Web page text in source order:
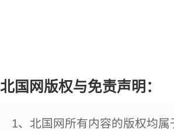
北国网版权与免责声明：
1、北国网所有内容的版权均